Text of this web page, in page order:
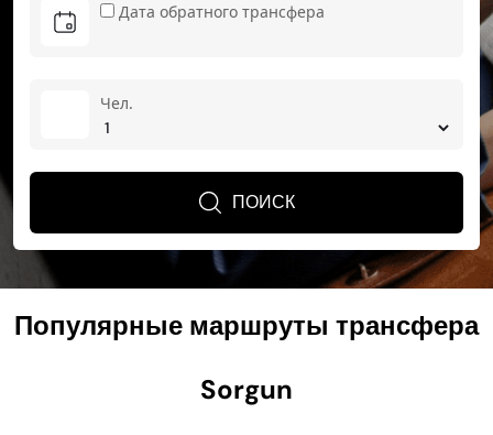
Дата обратного трансфера
Чел.
ПОИСК
Популярные маршруты трансфера
Sorgun